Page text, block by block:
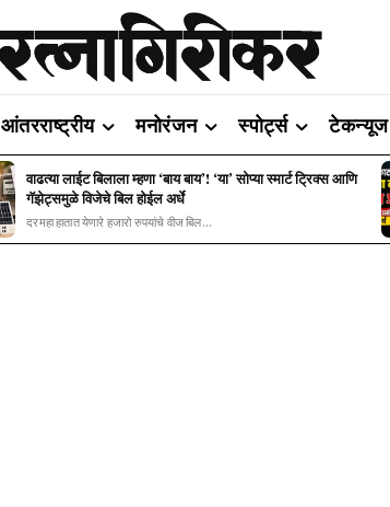
आंतरराष्ट्रीय मनोरंजन स्पोर्ट्स टेकन्यूज
वाढत्या लाईट बिलाला म्हणा ‘बाय बाय’! ‘या’ सोप्या स्मार्ट ट्रिक्स आणि
गॅझेट्समुळे विजेचे बिल होईल अर्धे
दरमहा हातात येणारे हजारो रुपयांचे वीज बिल...